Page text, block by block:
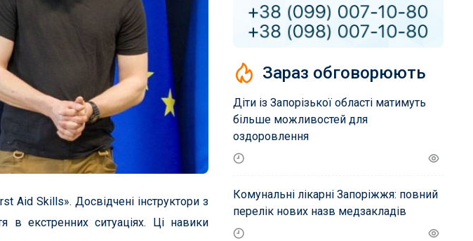
Aid Skills». Досвідчені інструктори з
в екстренних ситуаціях. Ці навики
Зараз обговорюють
Діти із Запорізької області матимуть
більше можливостей для
оздоровлення
Комунальні лікарні Запоріжжя: повний
перелік нових назв медзакладів